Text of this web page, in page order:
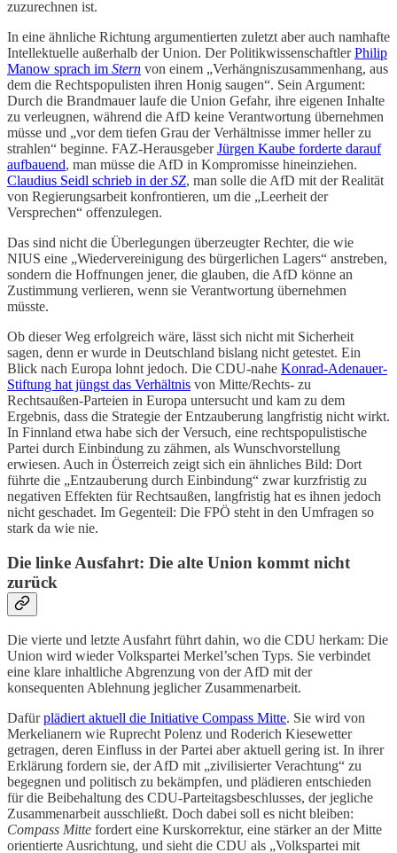
zuzurechnen ist.
In eine ähnliche Richtung argumentierten zuletzt aber auch namhafte
Intellektuelle außerhalb der Union. Der PolitikwissenschaftlerPhilip
Manow sprach im Stern von einem „Verhängniszusammenhang, aus
dem die Rechtspopulisten ihren Honig saugen“. Sein Argument:
Durch die Brandmauer laufe die Union Gefahr, ihre eigenen Inhalte
zu verleugnen, während die AfD keine Verantwortung übernehmen
müsse und „vor dem tiefen Grau der Verhältnisse immer heller zu
strahlen“ beginne. FAZ-HerausgeberJürgen Kaube forderte darauf
aufbauend, man müsse die AfD in Kompromisse hineinziehen.
Claudius Seidl schrieb in derSZ, man solle die AfD mit der Realität
von Regierungsarbeit konfrontieren, um die „Leerheit der
Versprechen“ offenzulegen.
Das sind nicht die Überlegungen überzeugter Rechter, die wie
NIUS eine „Wiedervereinigung des bürgerlichen Lagers“ anstreben,
sondern die Hoffnungen jener, die glauben, die AfD könne an
Zustimmung verlieren, wenn sie Verantwortung übernehmen
müsste.
Ob dieser Weg erfolgreich wäre, lässt sich nicht mit Sicherheit
sagen, denn er wurde in Deutschland bislang nicht getestet. Ein
Blick nach Europa lohnt jedoch. Die CDU-nahe Konrad-Adenauer-
Stiftung hat jüngst das Verhältnis von Mitte/Rechts- zu
Rechtsaußen-Parteien in Europa untersucht und kam zu dem
Ergebnis, dass die Strategie der Entzauberung langfristig nicht wirkt.
In Finnland etwa habe sich der Versuch, eine rechtspopulistische
Partei durch Einbindung zu zähmen, als Wunschvorstellung
erwiesen. Auch in Österreich zeigt sich ein ähnliches Bild: Dort
führte die „Entzauberung durch Einbindung“ zwar kurzfristig zu
negativen Effekten für Rechtsaußen, langfristig hat es ihnen jedoch
nicht geschadet. Im Gegenteil: Die FPÖ steht in den Umfragen so
stark da wie nie.
Die linke Ausfahrt: Die alte Union kommt nicht
zurück
Die vierte und letzte Ausfahrt führt dahin, wo die CDU herkam: Die
Union wird wieder Volkspartei Merkel’schen Typs. Sie verbindet
eine klare inhaltliche Abgrenzung von der AfD mit der
konsequenten Ablehnung jeglicher Zusammenarbeit.
Dafürplädiert aktuell die Initiative Compass Mitte. Sie wird von
Merkelianern wie Ruprecht Polenz und Roderich Kiesewetter
getragen, deren Einfluss in der Partei aber aktuell gering ist. In ihrer
Erklärung fordern sie, der AfD mit „zivilisierter Verachtung“ zu
begegnen und politisch zu bekämpfen, und plädieren entschieden
für die Beibehaltung des CDU-Parteitagsbeschlusses, der jegliche
Zusammenarbeit ausschließt. Doch dabei soll es nicht bleiben:
Compass Mitte fordert eine Kurskorrektur, eine stärker an der Mitte
orientierte Ausrichtung, und sieht die CDU als „Volkspartei mit